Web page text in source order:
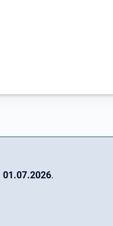
01.07.2026.